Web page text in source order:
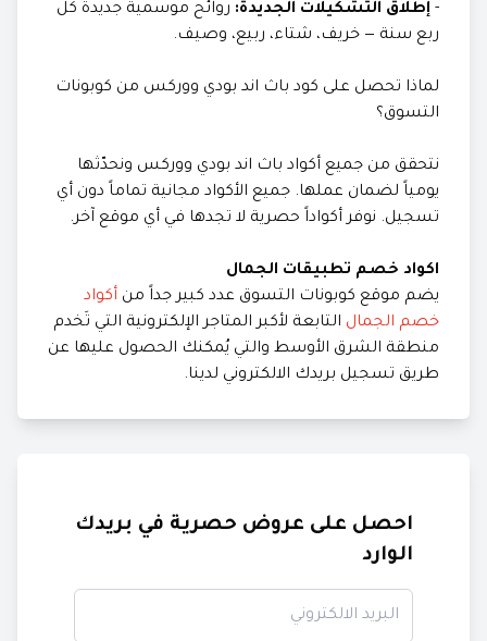
- إطلاق التشكيلات الجديدة: روائح موسمية جديدة كل
ربع سنة — خريف، شتاء، ربيع، وصيف.
لماذا تحصل على كود باث اند بودي ووركس من كوبونات
التسوق؟
نتحقق من جميع أكواد باث اند بودي ووركس ونحدّثها
يومياً لضمان عملها. جميع الأكواد مجانية تماماً دون أي
تسجيل. نوفر أكواداً حصرية لا تجدها في أي موقع آخر.
اكواد خصم تطبيقات الجمال
يضم موقع كوبونات التسوق عدد كبير جداً من أكواد
خصم الجمال التابعة لأكبر المتاجر الإلكترونية التي تَخدم
منطقة الشرق الأوسط والتي يُمكنك الحصول عليها عن
طريق تسجيل بريدك الالكتروني لدينا.
احصل على عروض حصرية في بريدك
الوارد